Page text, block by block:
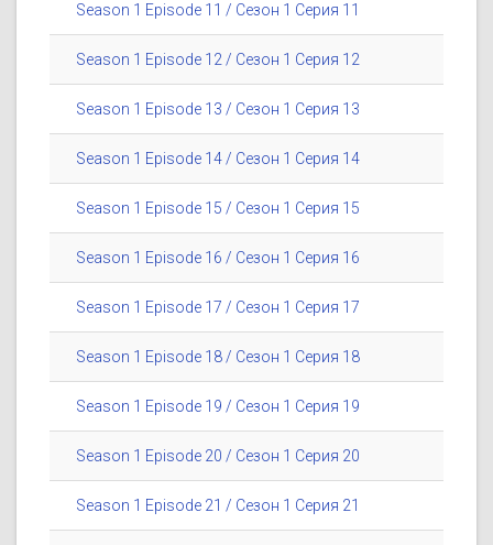
Season 1 Episode 11 / Сезон 1 Серия 11
Season 1 Episode 12 / Сезон 1 Серия 12
Season 1 Episode 13 / Сезон 1 Серия 13
Season 1 Episode 14 / Сезон 1 Серия 14
Season 1 Episode 15 / Сезон 1 Серия 15
Season 1 Episode 16 / Сезон 1 Серия 16
Season 1 Episode 17 / Сезон 1 Серия 17
Season 1 Episode 18 / Сезон 1 Серия 18
Season 1 Episode 19 / Сезон 1 Серия 19
Season 1 Episode 20 / Сезон 1 Серия 20
Season 1 Episode 21 / Сезон 1 Серия 21